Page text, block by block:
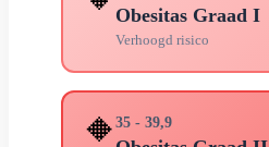
Obesitas Graad I
Verhoogd risico
🔶 35 - 39,9